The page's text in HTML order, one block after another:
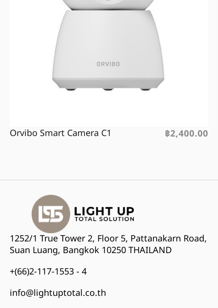
Orvibo Smart Camera C1 ฿2,400.00
1252/1 True Tower 2, Floor 5, Pattanakarn Road,
Suan Luang, Bangkok 10250 THAILAND
+(66)2-117-1553 - 4
info@lightuptotal.co.th